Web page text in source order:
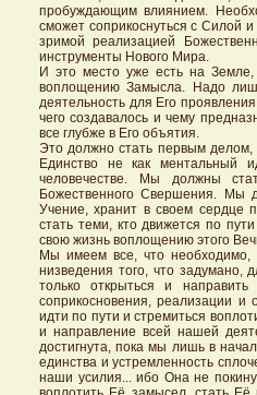
пробуждающим влиянием.
сможет соприкоснуться с Силой
зримой реализацией
инструменты Нового Мира.
И это место уже есть на
воплощению Замысла. Надо
деятельность для Его
чего создавалось и чему
все глубже в Его объятия.
Это должно стать первым
Единство не как ментальный
человечестве. Мы должны
Божественного Свершения. Мы
Учение, хранит в своем сердце
стать теми, кто движется по
свою жизнь воплощению этого
Мы имеем все, что необходимо,
низведения того, что задумано,
только открыться и
соприкосновения, реализации
идти по пути и стремиться
и направление всей нашей
достигнута, пока мы лишь в
единства и устремленность
наши усилия... ибо Она не